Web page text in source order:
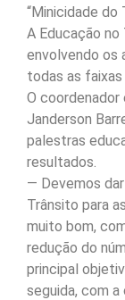
“Minicidade do
A Educação
envolvendo os
todas as
O coordenador
Janderson
palestras
resultados.
— Devemos
Trânsito para
muito bom,
redução do
principal
seguida, com